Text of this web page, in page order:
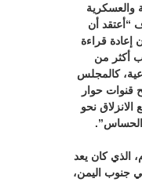
والعسكرية
“أعتقد أن
إعادة قراءة
أكثر من
كالمجلس
قنوات حوار
نحو
الحساس”.
الذي كان يعد
جنوب اليمن،